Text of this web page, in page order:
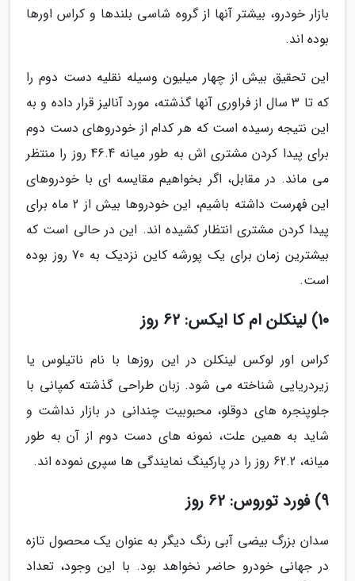
بازار خودرو، بیشتر آنها از گروه شاسی بلندها و کراس اورها
بوده اند.
این تحقیق بیش از چهار میلیون وسیله نقلیه دست دوم را
که تا 3 سال از فراوری آنها گذشته، مورد آنالیز قرار داده و به
این نتیجه رسیده است که هر کدام از خودروهای دست دوم
برای پیدا کردن مشتری اش به طور میانه 46.4 روز را منتظر
می ماند. در مقابل، اگر بخواهیم مقایسه ای با خودروهای
این فهرست داشته باشیم، این خودروها بیش از 2 ماه برای
پیدا کردن مشتری انتظار کشیده اند. این در حالی است که
بیشترین زمان برای یک پورشه کاین نزدیک به 70 روز بوده
است.
10) لینکلن ام کا ایکس: 62 روز
کراس اور لوکس لینکلن در این روزها با نام ناتیلوس یا
زیردریایی شناخته می شود. زبان طراحی گذشته کمپانی با
جلوپنجره های دوقلو، محبوبیت چندانی در بازار نداشت و
شاید به همین علت، نمونه های دست دوم از آن به طور
میانه، 62.2 روز را در پارکینگ نمایندگی ها سپری نموده اند.
9) فورد توروس: 62 روز
سدان بزرگ بیضی آبی رنگ دیگر به عنوان یک محصول تازه
در جهانی خودرو حاضر نخواهد بود. با این وجود، تعداد